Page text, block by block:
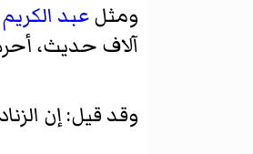
ومثلعبد
آلاف حديث،
وقد قيل: إن